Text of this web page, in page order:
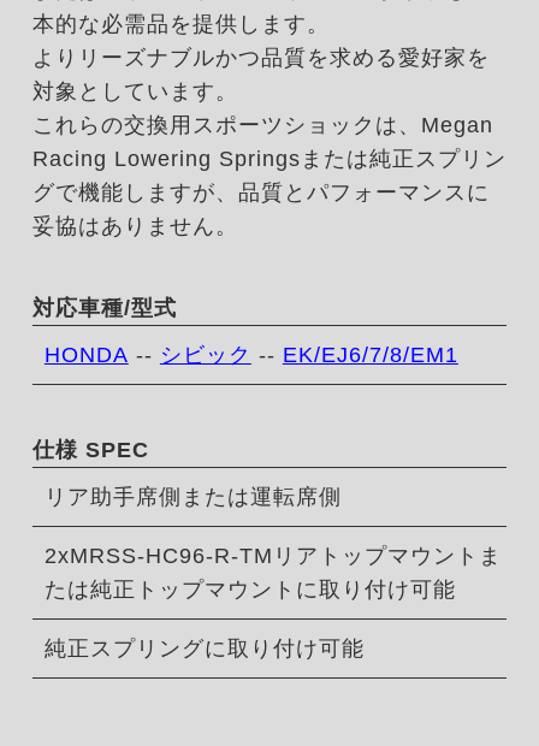
本的な必需品を提供します。
よりリーズナブルかつ品質を求める愛好家を
対象としています。
これらの交換用スポーツショックは、Megan
Racing Lowering Springsまたは純正スプリン
グで機能しますが、品質とパフォーマンスに
妥協はありません。
対応車種/型式
HONDA -- シビック -- EK/EJ6/7/8/EM1
仕様 SPEC
リア助手席側または運転席側
2xMRSS-HC96-R-TMリアトップマウントま
たは純正トップマウントに取り付け可能
純正スプリングに取り付け可能